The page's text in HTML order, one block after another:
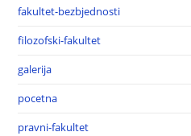
fakultet-bezbjednosti
filozofski-fakultet
galerija
pocetna
pravni-fakultet